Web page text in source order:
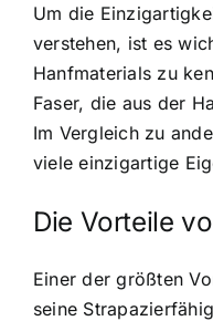
Um die
verstehen, ist es
Hanfmaterials zu
Faser, die aus der
Im Vergleich zu
viele einzigartige
Die Vorteile
Einer der größten
seine